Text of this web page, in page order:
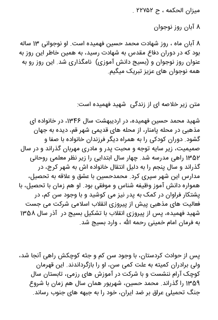
ميزان الحكمه ، ح ۲۲۷۵۲ .
8 آبان روز نوجوان
8 آبان ماه ، روز شهادت محمد حسین فهمیده است. او نوجوانی 13 ساله
بود که در دوران دفاع مقدس به شهادت رسید، به همین خاطر این روز به
عنوان روز نوجوان و (بسیج دانش آموزی) نامگذاری شد. این روز رو به
همه نوجوان های عزیز تبریک میگیم.
متن زیر خلاصه ای از زندگی شهید فهمیده است:
شهید محمد حسین فهمیده، در اردیبهشت سال 1346، در خانواده ای
مذهبی در محله پامنار، از محله های قدیمی شهر قم، دیده به جهان
گشود. دوران کودکی را به همراه دیگر فرزندان خانواده با صفا و
صمیمیت، زیر سایه توجه و محبت پدر و مادری مهربان گذراند و در سال
1352 راهی مدرسه شد. چهار سال ابتدایی را زیر نظر معلمی روحانی
گذراند و سال پنجم را به دلیل انتقال خانواده اش به شهر کرج، در
مدارس این شهر سپری کرد. محمدحسین با عشق و علاقه به تحصیل،
همواره دانش آموز وظیفه شناس و موفقی بود. او هم زمان با تحصیل، با
پشتکار فراوان در کمک به پدر نیز می کوشید و با وجود سن کم، در
فعالیت های مذهبی پیش از پیروزی انقلاب اسلامی شرکت می جست
شهید فهمیده، پس از پیروزی انقلاب با تشکیل بسیج در آذر سال 1358
به فرمان امام خمینی رحمه الله ، وارد بسیج شد.
پس از حوادث کردستان، با وجود سن کم و جثه کوچکش راهی آنجا شد،
ولی برادران کمیته به علت کمی سن، او را بازگرداندند. این قهرمان
کوچک آرام ننشست و با شرکت در آموزش های رزمی، تابستان سال
1359 را گذراند. محمد حسین، شهریور همان سال هم زمان با شروع
جنگ تحمیلی عراق بر ضد ایران، خود را به جبهه های جنوب رساند.